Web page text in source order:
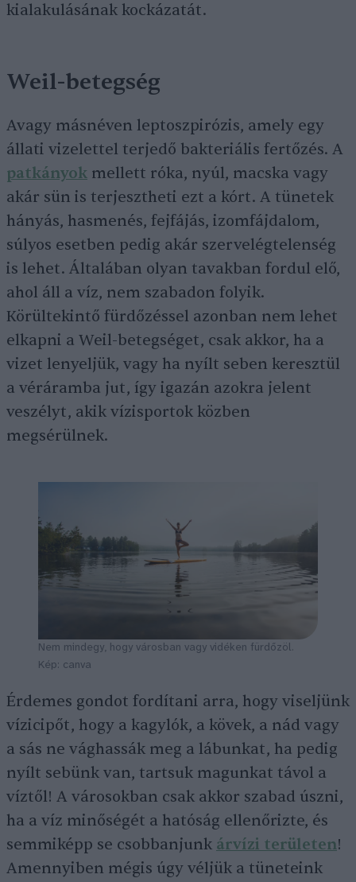
kialakulásának kockázatát.
Weil-betegség
Avagy másnéven leptoszpirózis, amely egy
állati vizelettel terjedő bakteriális fertőzés. A
patkányok mellett róka, nyúl, macska vagy
akár sün is terjesztheti ezt a kórt. A tünetek
hányás, hasmenés, fejfájás, izomfájdalom,
súlyos esetben pedig akár szervelégtelenség
is lehet. Általában olyan tavakban fordul elő,
ahol áll a víz, nem szabadon folyik.
Körültekintő fürdőzéssel azonban nem lehet
elkapni a Weil-betegséget, csak akkor, ha a
vizet lenyeljük, vagy ha nyílt seben keresztül
a véráramba jut, így igazán azokra jelent
veszélyt, akik vízisportok közben
megsérülnek.
Nem mindegy, hogy városban vagy vidéken fürdőzöl.
Kép: canva
Érdemes gondot fordítani arra, hogy viseljünk
vízicipőt, hogy a kagylók, a kövek, a nád vagy
a sás ne vághassák meg a lábunkat, ha pedig
nyílt sebünk van, tartsuk magunkat távol a
víztől! A városokban csak akkor szabad úszni,
ha a víz minőségét a hatóság ellenőrizte, és
semmiképp se csobbanjunk árvízi területen!
Amennyiben mégis úgy véljük a tüneteink